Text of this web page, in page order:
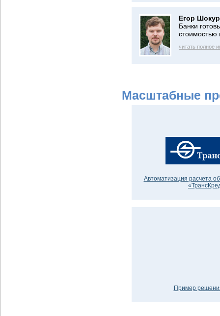
Егор
Банки
читать полное
Масштабные
Автоматизация расчета
Пример